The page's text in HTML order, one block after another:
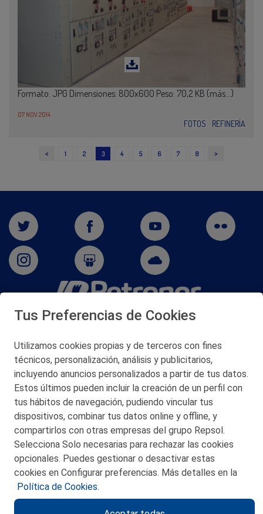
Formato: JPG Dimensiones: 800x600 Peso: 70,2 KB (más…)
07 NOV 2014
FOTOS REFINERÍA
< 1 2 3 4 5 6 7 8 >
San Martín 5-Edificio Muñatones,
© 2026 Petronor S.A.
CONTACTO
MAPA WEB
POLITICA DE PRIVACIDAD
Tus Preferencias de Cookies
Utilizamos cookies propias y de terceros con fines
técnicos, personalización, análisis y publicitarios,
incluyendo anuncios personalizados a partir de tus datos.
Estos últimos pueden incluir la creación de un perfil con
tus hábitos de navegación, pudiendo vincular tus
dispositivos, combinar tus datos online y offline, y
compartirlos con otras empresas del grupo Repsol.
Selecciona Solo necesarias para rechazar las cookies
opcionales. Puedes gestionar o desactivar estas
cookies en Configurar preferencias. Más detalles en la
Política de Cookies.